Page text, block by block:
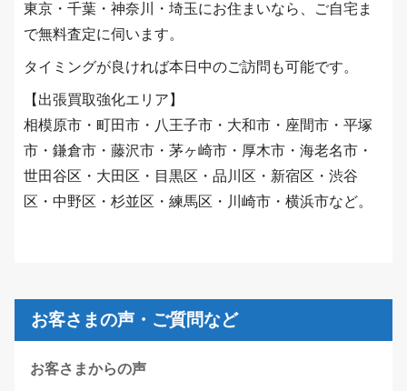
東京・千葉・神奈川・埼玉にお住まいなら、ご自宅ま
で無料査定に伺います。
タイミングが良ければ本日中のご訪問も可能です。
【出張買取強化エリア】
相模原市・町田市・八王子市・大和市・座間市・平塚
市・鎌倉市・藤沢市・茅ヶ崎市・厚木市・海老名市・
世田谷区・大田区・目黒区・品川区・新宿区・渋谷
区・中野区・杉並区・練馬区・川崎市・横浜市など。
お客さまの声・ご質問など
お客さまからの声